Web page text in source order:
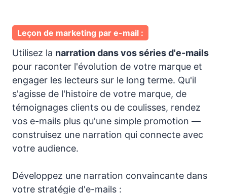
Leçon de marketing par e-mail :
Utilisez la narration dans vos séries d'e-mails
pour raconter l'évolution de votre marque et
engager les lecteurs sur le long terme. Qu'il
s'agisse de l'histoire de votre marque, de
témoignages clients ou de coulisses, rendez
vos e-mails plus qu'une simple promotion —
construisez une narration qui connecte avec
votre audience.
Développez une narration convaincante dans
votre stratégie d'e-mails :